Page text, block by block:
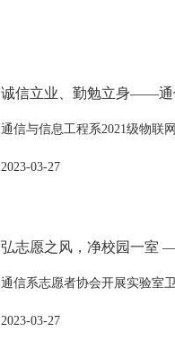
诚信立业、勤勉立身——通
通信与信息工程系2021级物联
2023-03-27
弘志愿之风，净校园一室
通信系志愿者协会开展实验室
2023-03-27